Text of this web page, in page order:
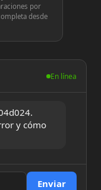
por
desde
En línea
y cómo
Enviar